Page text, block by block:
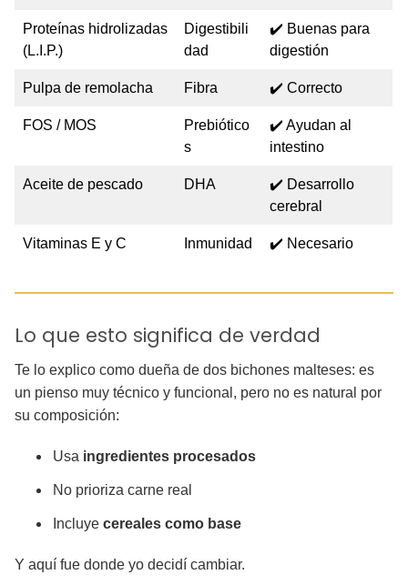
Proteínas hidrolizadas
(L.I.P.)
Digestibili
dad
✔️ Buenas para
digestión
Pulpa de remolacha Fibra ✔️ Correcto
FOS / MOS
Prebiótico
s
✔️ Ayudan al
intestino
Aceite de pescado DHA
✔️ Desarrollo
cerebral
Vitaminas E y C Inmunidad ✔️ Necesario
Lo que esto significa de verdad
Te lo explico como dueña de dos bichones malteses: es
un pienso muy técnico y funcional, pero no es natural por
su composición:
Usa ingredientes procesados
No prioriza carne real
Incluye cereales como base
Y aquí fue donde yo decidí cambiar.